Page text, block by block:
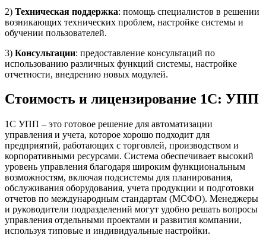
2) Техническая поддержка: помощь специалистов в решении
возникающих технических проблем, настройке системы и
обучении пользователей.
3) Консультации: предоставление консультаций по
использованию различных функций системы, настройке
отчетности, внедрению новых модулей.
Стоимость и лицензирование 1С: УПП
1С УПП – это готовое решение для автоматизации
управления и учета, которое хорошо подходит для
предприятий, работающих с торговлей, производством и
корпоративными ресурсами. Система обеспечивает высокий
уровень управления благодаря широким функциональным
возможностям, включая подсистемы для планирования,
обслуживания оборудования, учета продукции и подготовки
отчетов по международным стандартам (МСФО). Менеджеры
и руководители подразделений могут удобно решать вопросы
управления отдельными проектами и развития компании,
используя типовые и индивидуальные настройки.